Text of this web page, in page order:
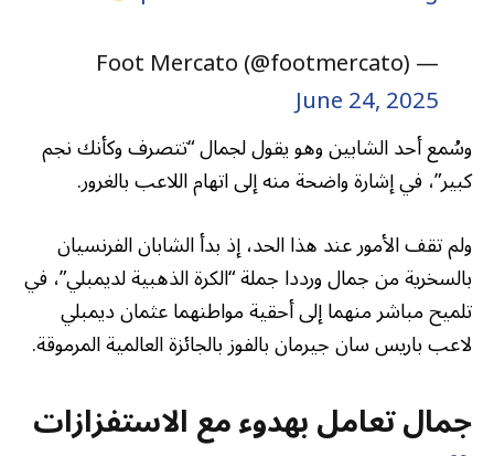
— Foot Mercato (@footmercato)
June 24, 2025
وسُمع أحد الشابين وهو يقول لجمال “تتصرف وكأنك نجم
كبير”، في إشارة واضحة منه إلى اتهام اللاعب بالغرور.
ولم تقف الأمور عند هذا الحد، إذ بدأ الشابان الفرنسيان
بالسخرية من جمال ورددا جملة “الكرة الذهبية لديمبلي”، في
تلميح مباشر منهما إلى أحقية مواطنهما عثمان ديمبلي
لاعب باريس سان جيرمان بالفوز بالجائزة العالمية المرموقة.
جمال تعامل بهدوء مع الاستفزازات